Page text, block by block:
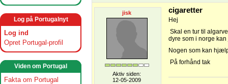
Log på Portugalnyt
Log ind
Opret Portugal-profil
Viden om Portugal
Fakta om Portugal
jisk
Aktiv siden:
12-05-2009
cigaretter
Hej
Skal en tur til
dyre som i norge
Nogen som kan
På forhånd tak